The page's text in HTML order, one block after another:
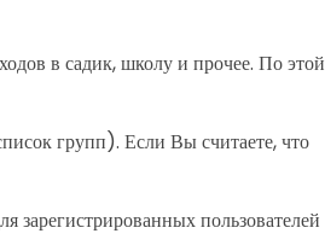
в садик, школу и прочее. По этой
групп). Если Вы считаете, что
зарегистрированных пользователей